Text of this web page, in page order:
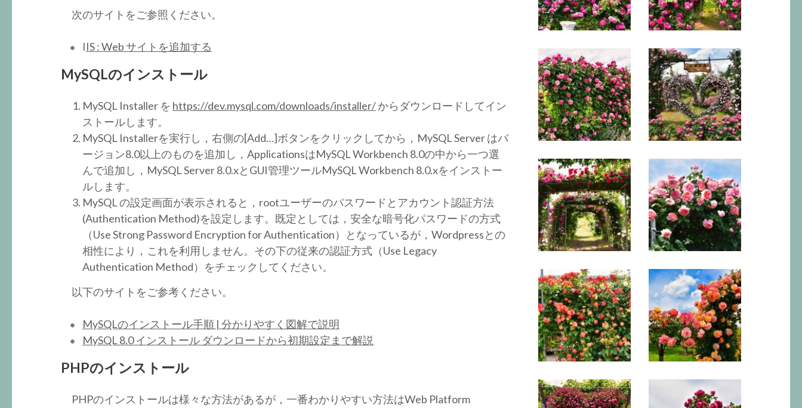
次のサイトをご参照ください。
IIS : Web サイトを追加する
MySQLのインストール
MySQL Installer を https://dev.mysql.com/downloads/installer/からダウンロードしてイン
ストールします。
MySQL Installerを実行し，右側の[Add…]ボタンをクリックしてから，MySQL Server はバ
ージョン8.0以上のものを追加し，ApplicationsはMySQL Workbench 8.0の中から一つ選
んで追加し，MySQL Server 8.0.xとGUI管理ツールMySQL Workbench 8.0.xをインストー
ルします。
MySQL の設定画面が表示されると，rootユーザーのパスワードとアカウント認証方法
(Authentication Method)を設定します。既定としては，安全な暗号化パスワードの方式
（Use Strong Password Encryption for Authentication）となっているが，Wordpressとの
相性により，これを利用しません。その下の従来の認証方式（Use Legacy
Authentication Method）をチェックしてください。
以下のサイトをご参考ください。
MySQLのインストール手順 | 分かりやすく図解で説明
MySQL 8.0 インストール ダウンロードから初期設定まで解説
PHPのインストール
PHPのインストールは様々な方法があるが，一番わかりやすい方法はWeb Platform